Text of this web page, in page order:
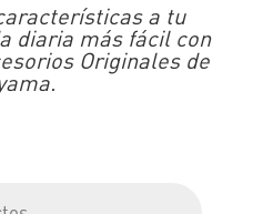
a tu
diaria más fácil con
Originales de